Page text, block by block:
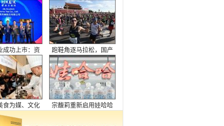
牌标识发布
成功上市：资
的品牌突围与
业破局
跑鞋角逐马拉松，国产
品牌上桌
食为媒、文化
面展现了成都
宗馥莉重新启用娃哈哈